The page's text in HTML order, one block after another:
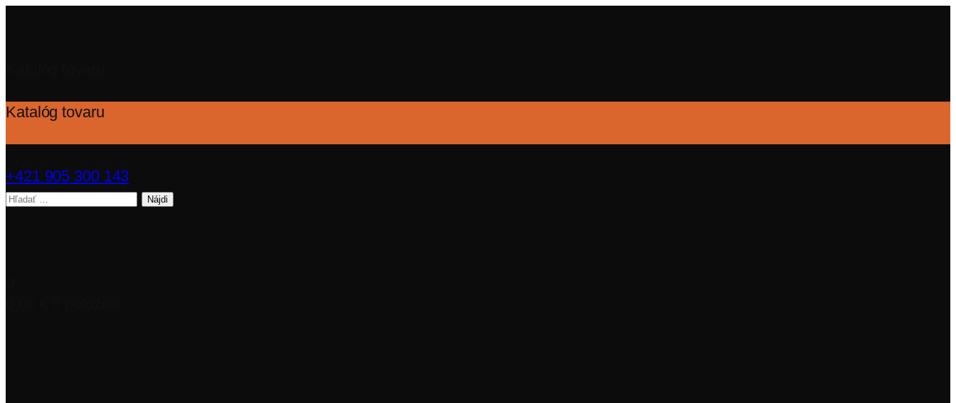
Katalóg tovaru
+421 905 300 143
Hľadať: